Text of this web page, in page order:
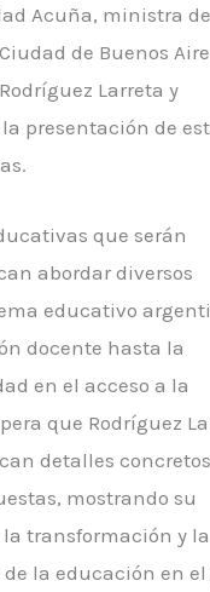
Acuña, ministra de
de Buenos
Larreta y
presentación de
que serán
abordar diversos
educativo
docente hasta la
en el acceso a la
que Rodríguez
detalles concretos
mostrando su
transformación y la
la educación en el